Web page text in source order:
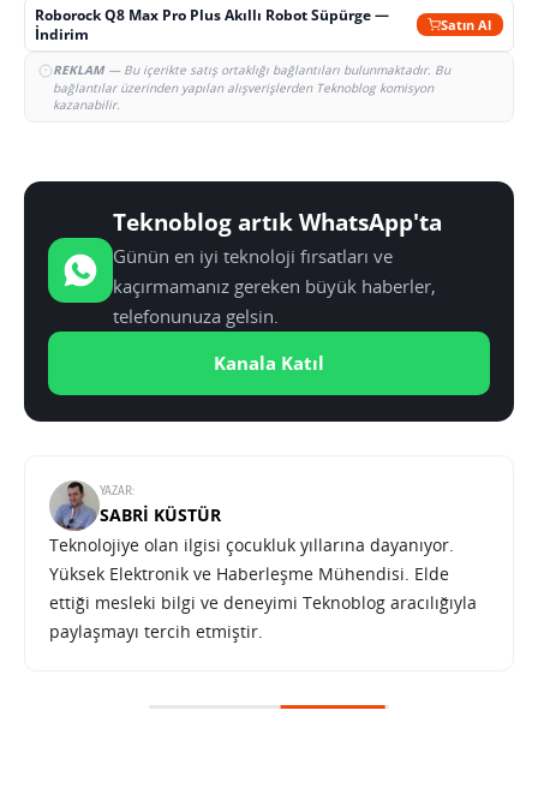
Roborock Q8 Max Pro Plus Akıllı Robot Süpürge —
İndirim
Satın Al
REKLAM— Bu içerikte satış ortaklığı bağlantıları bulunmaktadır. Bu
bağlantılar üzerinden yapılan alışverişlerden Teknoblog komisyon
kazanabilir.
Teknoblog artık WhatsApp'ta
Günün en iyi teknoloji fırsatları ve
kaçırmamanız gereken büyük haberler,
telefonunuza gelsin.
Kanala Katıl
YAZAR:
SABRI KÜSTÜR
Teknolojiye olan ilgisi çocukluk yıllarına dayanıyor.
Yüksek Elektronik ve Haberleşme Mühendisi. Elde
ettiği mesleki bilgi ve deneyimi Teknoblog aracılığıyla
paylaşmayı tercih etmiştir.